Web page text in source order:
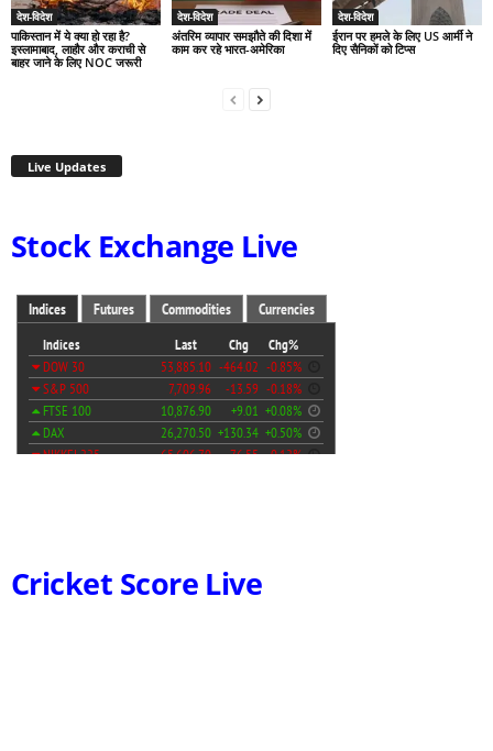
देश-विदेश
पाकिस्तान में ये क्या हो रहा है?
इस्लामाबाद, लाहौर और कराची से
बाहर जाने के लिए NOC जरूरी
देश-विदेश
अंतरिम व्यापार समझौते की दिशा में
काम कर रहे भारत-अमेरिका
देश-विदेश
ईरान पर हमले के लिए US आर्मी ने
दिए सैनिकों को टिप्स
Live Updates
Stock Exchange Live
Cricket Score Live